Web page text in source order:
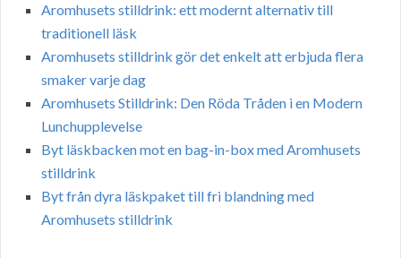
Aromhusets stilldrink: ett modernt alternativ till
traditionell läsk
Aromhusets stilldrink gör det enkelt att erbjuda flera
smaker varje dag
Aromhusets Stilldrink: Den Röda Tråden i en Modern
Lunchupplevelse
Byt läskbacken mot en bag-in-box med Aromhusets
stilldrink
Byt från dyra läskpaket till fri blandning med
Aromhusets stilldrink